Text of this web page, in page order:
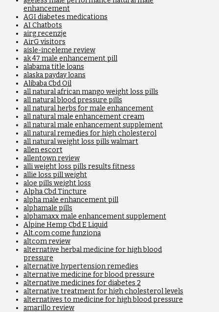
enhancement
AGI diabetes medications
AI Chatbots
airg recenzje
AirG visitors
aisle-inceleme review
ak 47 male enhancement pill
alabama title loans
alaska payday loans
Alibaba Cbd Oil
all natural african mango weight loss pills
all natural blood pressure pills
all natural herbs for male enhancement
all natural male enhancement cream
all natural male enhancement supplement
all natural remedies for high cholesterol
all natural weight loss pills walmart
allen escort
allentown review
alli weight loss pills results fitness
allie loss pill weight
aloe pills weight loss
Alpha Cbd Tincture
alpha male enhancement pill
alphamale pills
alphamaxx male enhancement supplement
Alpine Hemp Cbd E Liquid
Alt.com come funziona
altcom review
alternative herbal medicine for high blood
pressure
alternative hypertension remedies
alternative medicine for blood pressure
alternative medicines for diabetes 2
alternative treatment for high cholesterol levels
alternatives to medicine for high blood pressure
amarillo review